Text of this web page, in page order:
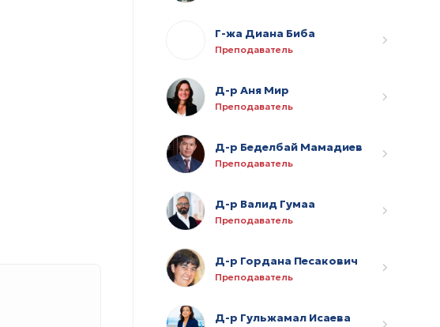
Г-жа Диана Биба
Преподаватель
Д-р Аня Мир
Преподаватель
Д-р Беделбай Мамадиев
Преподаватель
Д-р Валид Гумаа
Преподаватель
Д-р Гордана Песакович
Преподаватель
Д-р Гульжамал Исаева